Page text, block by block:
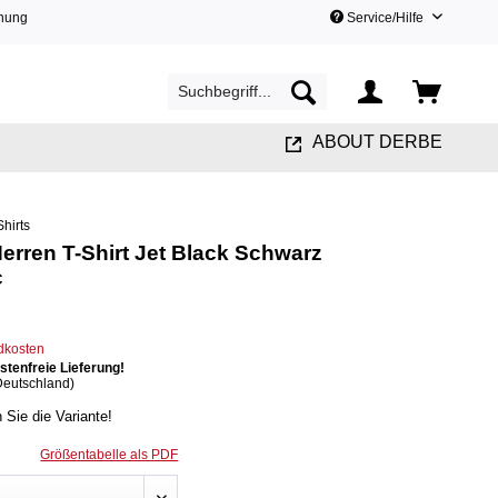
Service/Hilfe
ABOUT DERBE
T-Shirt Jet Black Schwarz
Lieferung!
Sie die Variante!
Größentabelle als PDF